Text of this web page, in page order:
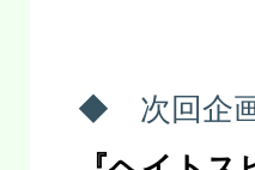
◆ 次回